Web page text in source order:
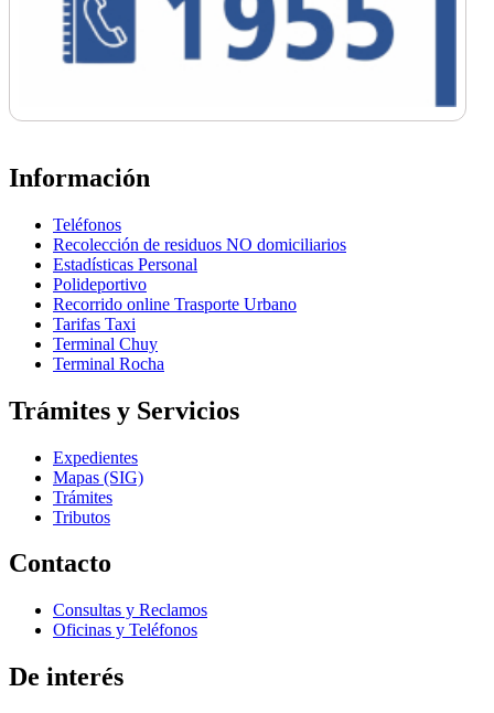
Información
Teléfonos
Recolección de residuos NO domiciliarios
Estadísticas Personal
Polideportivo
Recorrido online Trasporte Urbano
Tarifas Taxi
Terminal Chuy
Terminal Rocha
Trámites y Servicios
Expedientes
Mapas (SIG)
Trámites
Tributos
Contacto
Consultas y Reclamos
Oficinas y Teléfonos
De interés